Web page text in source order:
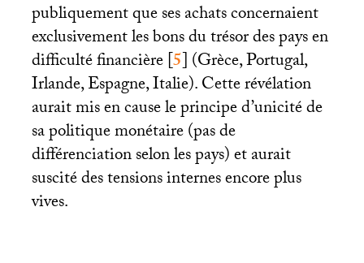
publiquement que ses achats concernaient
exclusivement les bons du trésor des pays en
difficulté financière[5](Grèce, Portugal,
Irlande, Espagne, Italie). Cette révélation
aurait mis en cause le principe d’unicité de
sa politique monétaire (pas de
différenciation selon les pays) et aurait
suscité des tensions internes encore plus
vives.